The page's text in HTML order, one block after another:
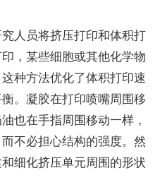
人员将挤压打印和体积打
，某些细胞或其他化学物
种方法优化了体积打印速
。凝胶在打印喷嘴周围移
也在手指周围移动一样，
不必担心结构的强度。然
细化挤压单元周围的形状